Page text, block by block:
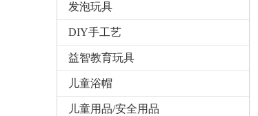
发泡玩具
DIY手工艺
益智教育玩具
儿童浴帽
儿童用品/安全用品